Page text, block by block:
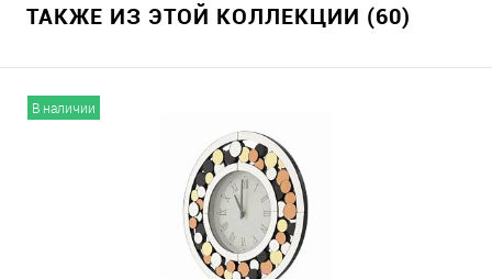
ТАКЖЕ ИЗ ЭТОЙ КОЛЛЕКЦИИ (60)
В наличии